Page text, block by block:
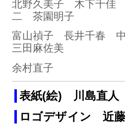
北野久美子 木下千
二 茶園明子
富山禎子 長井千春
三田麻佐美
余村直子
表紙(絵) 川島直人
ロゴデザイン 近